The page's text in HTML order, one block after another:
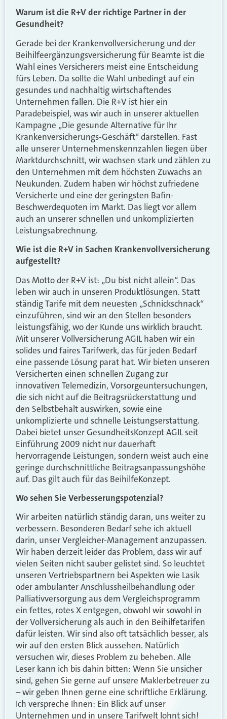
Warum ist die R+V der richtige Partner in der
Gesundheit?
Gerade bei der Krankenvollversicherung und der
Beihilfeergänzungsversicherung für Beamte ist die
Wahl eines Versicherers meist eine Entscheidung
fürs Leben. Da sollte die Wahl unbedingt auf ein
gesundes und nachhaltig wirtschaftendes
Unternehmen fallen. Die R+V ist hier ein
Paradebeispiel, was wir auch in unserer aktuellen
Kampagne „Die gesunde Alternative für Ihr
Krankenversicherungs-Geschäft“ darstellen. Fast
alle unserer Unternehmenskennzahlen liegen über
Marktdurchschnitt, wir wachsen stark und zählen zu
den Unternehmen mit dem höchsten Zuwachs an
Neukunden. Zudem haben wir höchst zufriedene
Versicherte und eine der geringsten Bafin-
Beschwerdequoten im Markt. Das liegt vor allem
auch an unserer schnellen und unkomplizierten
Leistungsabrechnung.
Wie ist die R+V in Sachen Krankenvollversicherung
aufgestellt?
Das Motto der R+V ist: „Du bist nicht allein“. Das
leben wir auch in unseren Produktlösungen. Statt
ständig Tarife mit dem neuesten „Schnickschnack“
einzuführen, sind wir an den Stellen besonders
leistungsfähig, wo der Kunde uns wirklich braucht.
Mit unserer Vollversicherung AGIL haben wir ein
solides und faires Tarifwerk, das für jeden Bedarf
eine passende Lösung parat hat. Wir bieten unseren
Versicherten einen schnellen Zugang zur
innovativen Telemedizin, Vorsorgeuntersuchungen,
die sich nicht auf die Beitragsrückerstattung und
den Selbstbehalt auswirken, sowie eine
unkomplizierte und schnelle Leistungserstattung.
Dabei bietet unser GesundheitsKonzept AGIL seit
Einführung 2009 nicht nur dauerhaft
hervorragende Leistungen, sondern weist auch eine
geringe durchschnittliche Beitragsanpassungshöhe
auf. Das gilt auch für das BeihilfeKonzept.
Wo sehen Sie Verbesserungspotenzial?
Wir arbeiten natürlich ständig daran, uns weiter zu
verbessern. Besonderen Bedarf sehe ich aktuell
darin, unser Vergleicher-Management anzupassen.
Wir haben derzeit leider das Problem, dass wir auf
vielen Seiten nicht sauber gelistet sind. So leuchtet
unseren Vertriebspartnern bei Aspekten wie Lasik
oder ambulanter Anschlussheilbehandlung oder
Palliativversorgung aus dem Vergleichsprogramm
ein fettes, rotes X entgegen, obwohl wir sowohl in
der Vollversicherung als auch in den Beihilfetarifen
dafür leisten. Wir sind also oft tatsächlich besser, als
wir auf den ersten Blick aussehen. Natürlich
versuchen wir, dieses Problem zu beheben. Alle
Leser kann ich bis dahin bitten: Wenn Sie unsicher
sind, gehen Sie gerne auf unsere Maklerbetreuer zu
– wir geben Ihnen gerne eine schriftliche Erklärung.
Ich verspreche Ihnen: Ein Blick auf unser
Unternehmen und in unsere Tarifwelt lohnt sich!